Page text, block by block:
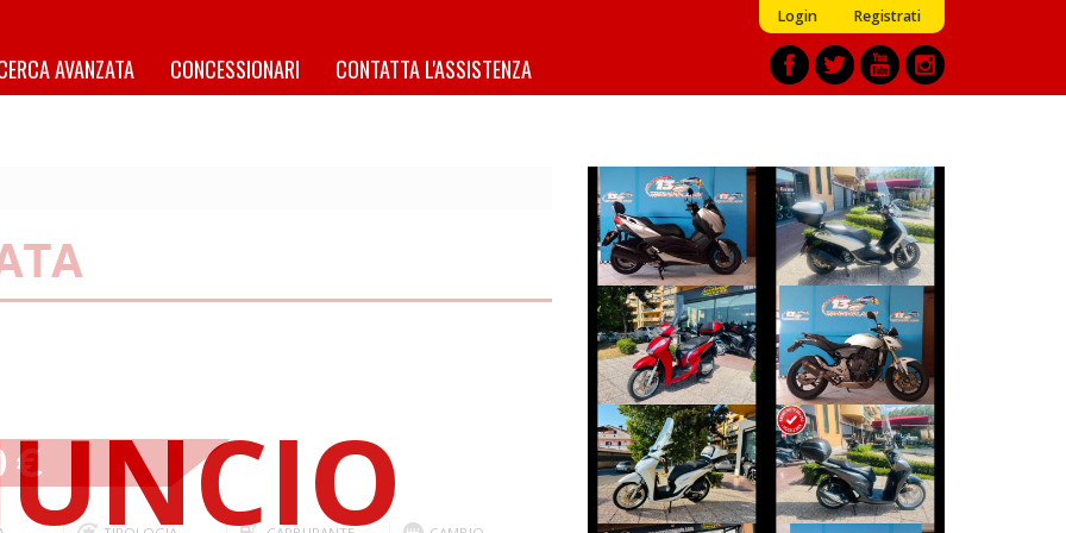
Login Registrati
AVANZATA CONCESSIONARI CONTATTA L'ASSISTENZA
€
YAMAHA XMAX
€ 4.390 €
PIAGGIO
BEVERLY
€ 3.250 €
HONDA SH
€ 3.190 €
HONDA HORNET
€ 3.490 €
HONDA SH
€ 2.890 €
HONDA SH
€ 3.150 €